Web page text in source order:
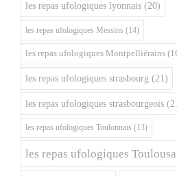
les repas ufologiques lyonnais (20)
les repas ufologiques Messins (14)
les repas ufologiques Montpelliérains
les repas ufologiques strasbourg (21)
les repas ufologiques strasbourgeois
les repas ufologiques Toulonnais (13)
les repas ufologiques